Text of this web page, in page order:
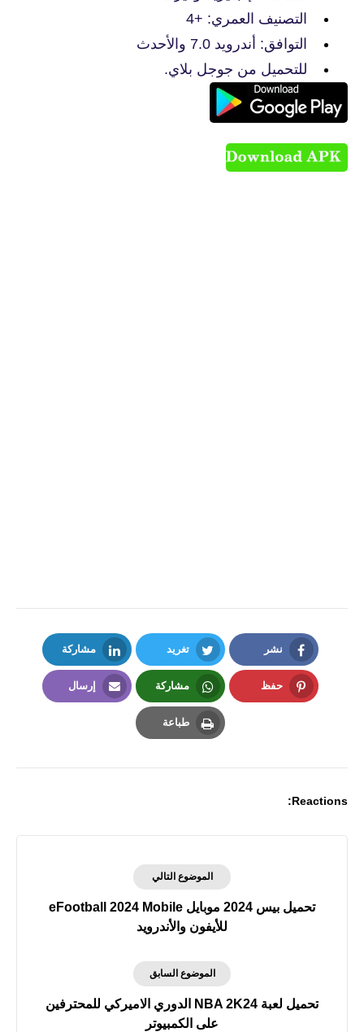
التصنيف العمري: +4
التوافق: أندرويد 7.0 والأحدث
للتحميل من جوجل بلاي.
نشر
Facebook
تغريد
Twitter
مشاركة
LinkedIn
حفظ مشاركة
Whatsapp
إرسال
طباعة
Reactions:
الموضوع التالي
تحميل بيس 2024 موبايل eFootball 2024 Mobile
للأيفون والأندرويد
الموضوع السابق
تحميل لعبة NBA 2K24 الدوري الاميركي للمحترفين
على الكمبيوتر